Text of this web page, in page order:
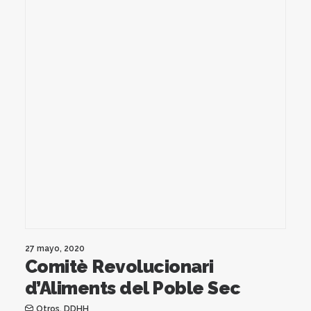
27 mayo, 2020
Comitè Revolucionari
d’Aliments del Poble Sec
Otros, DDHH